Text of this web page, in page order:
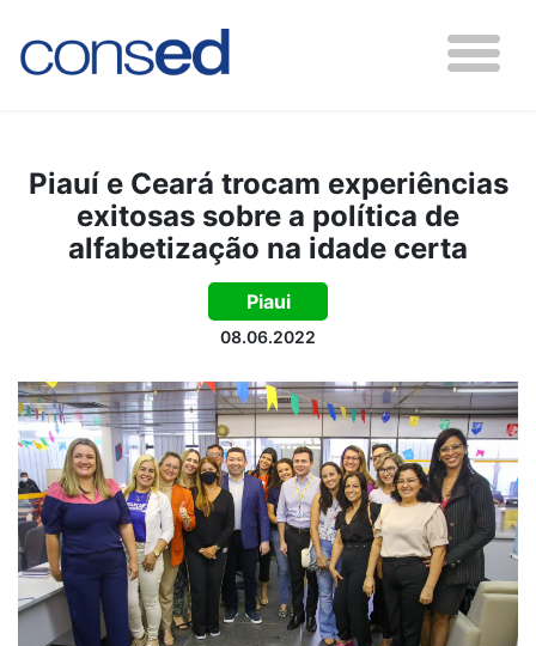
Piauí e Ceará trocam experiências
exitosas sobre a política de
alfabetização na idade certa
Piaui
08.06.2022